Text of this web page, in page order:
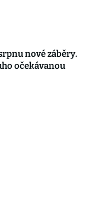
nové záběry.
očekávanou